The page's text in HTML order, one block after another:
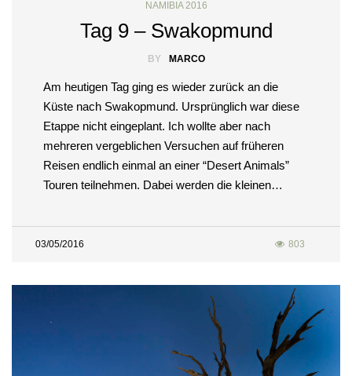
NAMIBIA 2016
Tag 9 – Swakopmund
BY MARCO
Am heutigen Tag ging es wieder zurück an die
Küste nach Swakopmund. Ursprünglich war diese
Etappe nicht eingeplant. Ich wollte aber nach
mehreren vergeblichen Versuchen auf früheren
Reisen endlich einmal an einer “Desert Animals”
Touren teilnehmen. Dabei werden die kleinen…
03/05/2016 803